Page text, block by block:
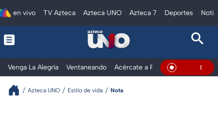
en vivo TV Azteca Azteca UNO Azteca 7 Deportes
Venga La Alegría Ventaneando Acércate a Rocío Al Extremo
En Vivo
Azteca UNO Estilo de vida Nota